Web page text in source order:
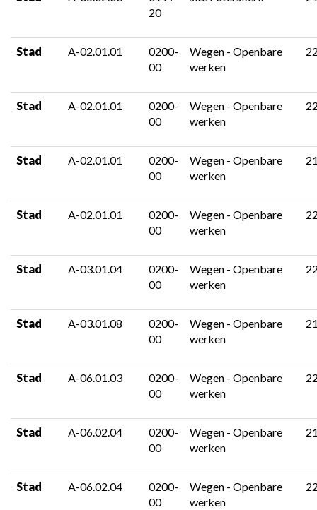
20
Stad A-02.01.01
0200-
00
Wegen - Openbare
werken
Stad A-02.01.01
0200-
00
Wegen - Openbare
werken
Stad A-02.01.01
0200-
00
Wegen - Openbare
werken
Stad A-02.01.01
0200-
00
Wegen - Openbare
werken
Stad A-03.01.04
0200-
00
Wegen - Openbare
werken
Stad A-03.01.08
0200-
00
Wegen - Openbare
werken
Stad A-06.01.03
0200-
00
Wegen - Openbare
werken
Stad A-06.02.04
0200-
00
Wegen - Openbare
werken
Stad A-06.02.04
0200-
00
Wegen - Openbare
werken